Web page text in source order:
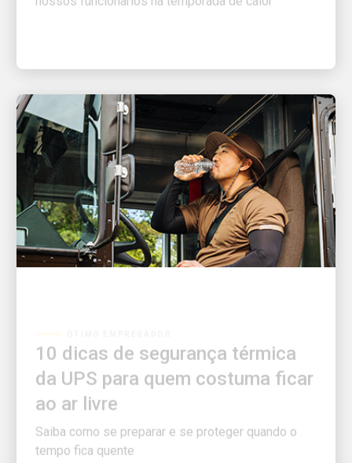
da UPS para quem costuma ficar
ao ar livre
Saiba como se preparar e se proteger quando o
tempo fica quente